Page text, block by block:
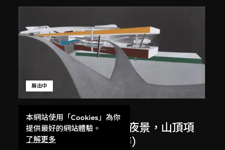
扎哈．哈迪德
展出中
斜坡入口／坡度入口，夜景，山頂項
目，香港（1983年競賽）
本網站使用「Cookies」為你
提供最好的網站體驗。
了解更多